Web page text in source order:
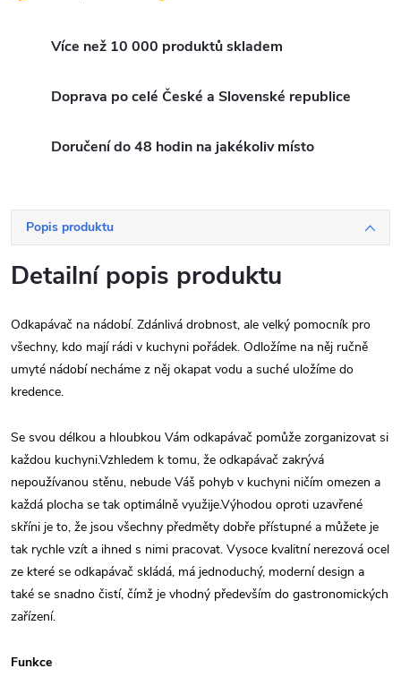
Více než 10 000 produktů skladem
Doprava po celé České a Slovenské republice
Doručení do 48 hodin na jakékoliv místo
Popis produktu
Detailní popis produktu
Odkapávač na nádobí. Zdánlivá drobnost, ale velký pomocník pro
všechny, kdo mají rádi v kuchyni pořádek. Odložíme na něj ručně
umyté nádobí necháme z něj okapat vodu a suché uložíme do
kredence.
Se svou délkou a hloubkou Vám odkapávač pomůže zorganizovat si
každou kuchyni.Vzhledem k tomu, že odkapávač zakrývá
nepoužívanou stěnu, nebude Váš pohyb v kuchyni ničím omezen a
každá plocha se tak optimálně využije.Výhodou oproti uzavřené
skříni je to, že jsou všechny předměty dobře přístupné a můžete je
tak rychle vzít a ihned s nimi pracovat. Vysoce kvalitní nerezová ocel
ze které se odkapávač skládá, má jednoduchý, moderní design a
také se snadno čistí, čímž je vhodný především do gastronomických
zařízení.
Funkce